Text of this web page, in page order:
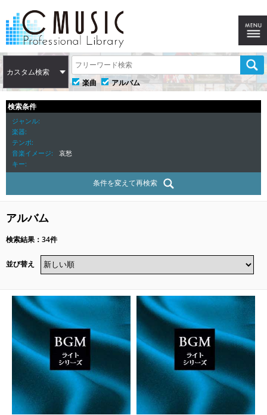
カスタム検索
楽曲
アルバム
検索条件
ジャンル
楽器
テンポ
音楽イメージ
哀愁
キー
条件を変えて再検索
アルバム
検索結果：34件
並び替え